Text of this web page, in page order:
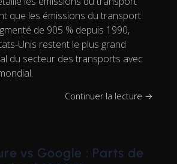
que les émissions du transport
de 905 % depuis 1990,
Unis restent le plus grand
du secteur des transports avec
Continuer la lecture →
vs Google : Parts de